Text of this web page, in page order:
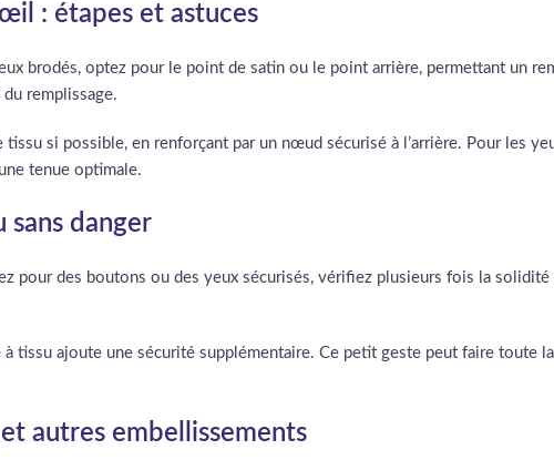
: étapes et astuces
brodés, optez pour le point de satin ou le point arrière, permettant un
remplissage.
si possible, en renforçant par un nœud sécurisé à l’arrière. Pour les
tenue optimale.
sans danger
pour des boutons ou des yeux sécurisés, vérifiez plusieurs fois la
tissu ajoute une sécurité supplémentaire. Ce petit geste peut faire toute
autres embellissements